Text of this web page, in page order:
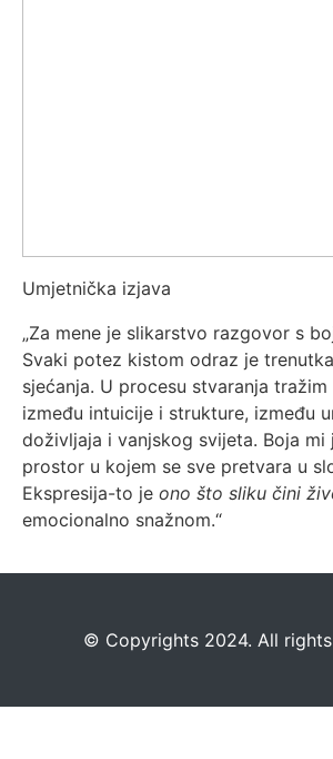
Umjetnička izjava
„Za mene je slikarstvo razgovor s
Svaki potez kistom odraz je
sjećanja. U procesu stvaranja
između intuicije i strukture, između
doživljaja i vanjskog svijeta. Boja mi
prostor u kojem se sve pretvara u
Ekspresija-to je ono što sliku čini
emocionalno snažnom.“
©️ Copyrights 2024. All